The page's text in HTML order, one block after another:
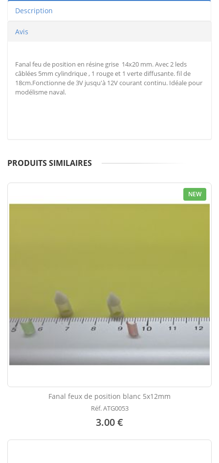
Description
Avis
Fanal feu de position en résine grise 14x20 mm. Avec 2 leds
câblées 5mm cylindrique , 1 rouge et 1 verte diffusante. fil de
18cm.Fonctionne de 3V jusqu'à 12V courant continu. Idéale pour
modélisme naval.
PRODUITS SIMILAIRES
NEW
Fanal feux de position blanc 5x12mm
Réf. ATG0053
3.00 €